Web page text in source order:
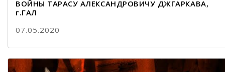
ВОЙНЫ ТАРАСУ АЛЕКСАНДРОВИЧУ ДЖГАРКАВА,
г.ГАЛ
07.05.2020